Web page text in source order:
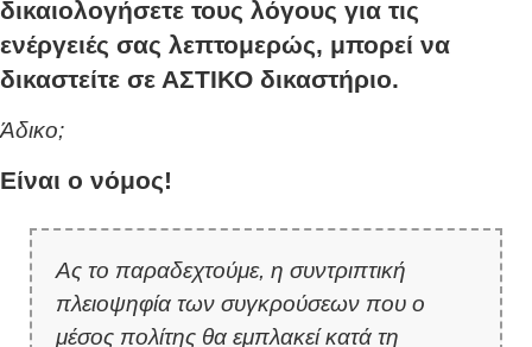
δικαιολογήσετε τους λόγους για τις
ενέργειές σας λεπτομερώς, μπορεί να
δικαστείτε σε ΑΣΤΙΚΟ δικαστήριο.
Άδικο;
Είναι ο νόμος!
Ας το παραδεχτούμε, η συντριπτική
πλειοψηφία των συγκρούσεων που ο
μέσος πολίτης θα εμπλακεί κατά τη